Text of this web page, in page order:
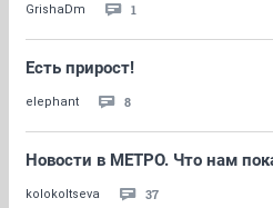
GrishaDm 1
Есть прирост!
elephant 8
Новости в МЕТРО. Что нам
kolokoltseva 37